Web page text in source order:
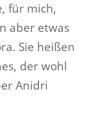
für mich,
aber etwas
Sie heißen
der wohl
Anidri